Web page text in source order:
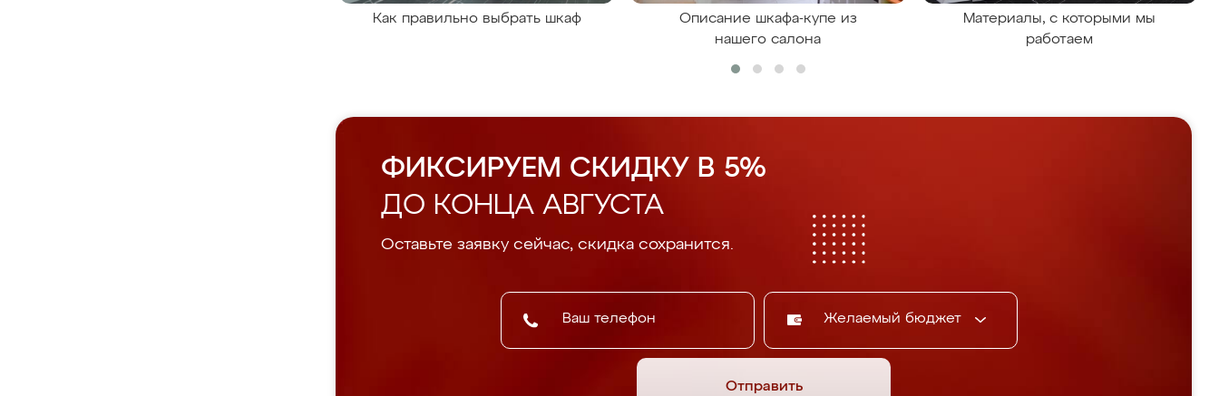
Как правильно выбрать шкаф
Описание шкафа-купе из
нашего салона
Материалы, с которыми мы
работаем
ФИКСИРУЕМ СКИДКУ В 5%
ДО КОНЦА АВГУСТА
Оставьте заявку сейчас, скидка сохранится.
Желаемый бюджет
Отправить